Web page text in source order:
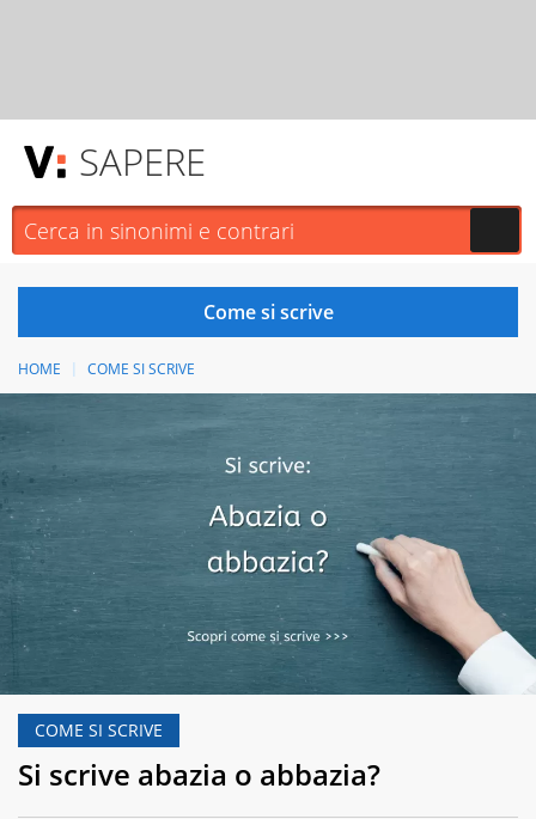
SAPERE
HOME COME SI SCRIVE
COME SI SCRIVE
Si scrive abazia o abbazia?